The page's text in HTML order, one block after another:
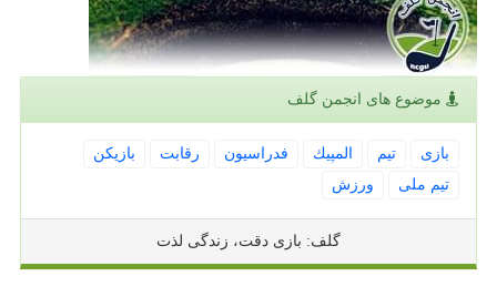
موضوع های انجمن گلف
بازی تیم المپیك فدراسیون رقابت
بازیكن
تیم ملی
ورزش
گلف: بازی دقت، زندگی لذت